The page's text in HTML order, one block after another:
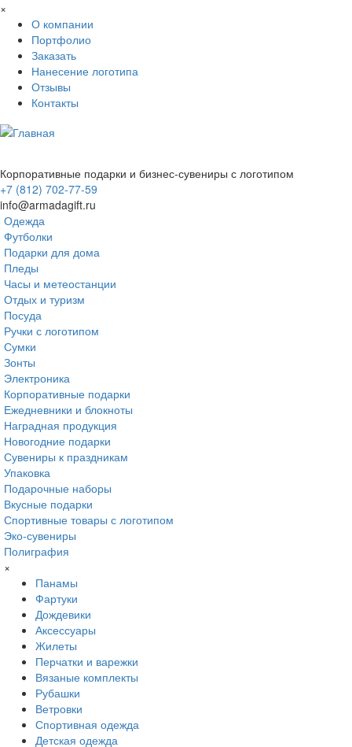
Перейти к основному содержанию
×
О компании
Портфолио
Заказать
Нанесение логотипа
Отзывы
Контакты
Корпоративные подарки и бизнес-сувениры с логотипом
+7 (812) 702-77-59
info@armadagift.ru
Одежда
Футболки
Подарки для дома
Пледы
Часы и метеостанции
Отдых и туризм
Посуда
Ручки с логотипом
Сумки
Зонты
Электроника
Корпоративные подарки
Ежедневники и блокноты
Наградная продукция
Новогодние подарки
Сувениры к праздникам
Упаковка
Подарочные наборы
Вкусные подарки
Спортивные товары с логотипом
Эко-сувениры
Полиграфия
×
Панамы
Фартуки
Дождевики
Аксессуары
Жилеты
Перчатки и варежки
Вязаные комплекты
Рубашки
Ветровки
Спортивная одежда
Детская одежда